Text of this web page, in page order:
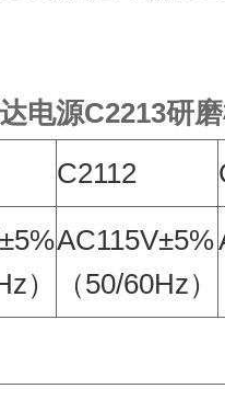
电源C2213研
C2112
）
AC115V±5%
（50/60Hz）